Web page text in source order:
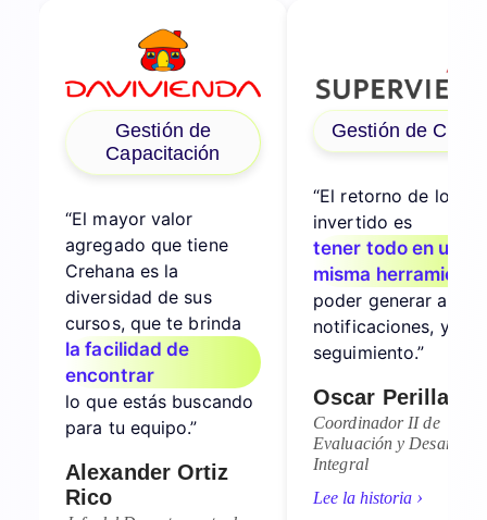
Gestión de
Capacitación
“El mayor valor
agregado que tiene
Crehana es la
diversidad de sus
cursos, que te brinda
la facilidad de
encontrar
lo que estás buscando
para tu equipo.”
Alexander Ortiz
Rico
Gestión de Clima
“El retorno de lo
invertido es
tener todo en una
misma
poder generar
notificaciones, y
seguimiento.”
Oscar Perilla
Coordinador II de
Evaluación y Desarrollo
Integral
Lee la historia ›